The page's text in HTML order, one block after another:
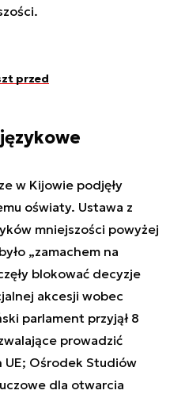
przed
w Kijowie podjęły
oświaty. Ustawa z
mniejszości powyżej
„zamachem na
blokować decyzje
akcesji wobec
parlament przyjął 8
prowadzić
UE; Ośrodek Studiów
dla otwarcia